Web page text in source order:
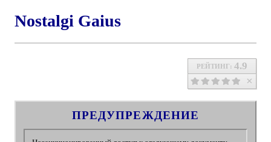
Nostalgi Gaius
РЕЙТИНГ: 4.9
ПРЕДУПРЕЖДЕНИЕ